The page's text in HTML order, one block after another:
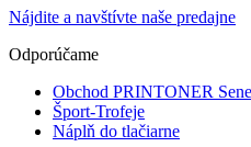
Nájdite a navštívte naše predajne
Odporúčame
Obchod PRINTONER
Šport-Trofeje
Náplň do tlačiarne